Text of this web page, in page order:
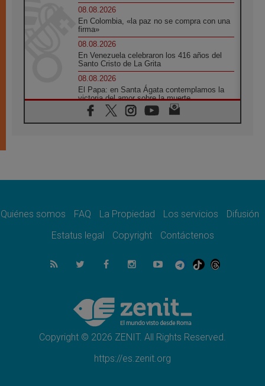
08.08.2026
En Colombia, «la paz no se compra con una
firma»
08.08.2026
En Venezuela celebraron los 416 años del
Santo Cristo de La Grita
08.08.2026
El Papa: en Santa Ágata contemplamos la
victoria del amor sobre la muerte
08.08.2026
León XIV visitará el Santuario de la Madre
07.08.2026
07.08.2026
el compromiso del cristiano"
La matanza de niños en Gaza no cesa: 300
muertos en 300 días
Tagle: La guerra desfigura el mundo, solo la
revelación de Dios lo transfigura
Quiénes somos FAQ La Propiedad Los servicios
Difusión
Estatus legal
Copyright Contáctenos
Copyright © 2026 ZENIT. All Rights Reserved.
https://es.zenit.org